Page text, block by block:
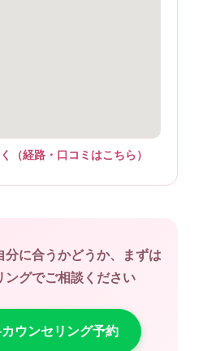
（経路・口コミはこちら）
分に合うかどうか、まずは
ングでご相談ください
ウンセリング予約